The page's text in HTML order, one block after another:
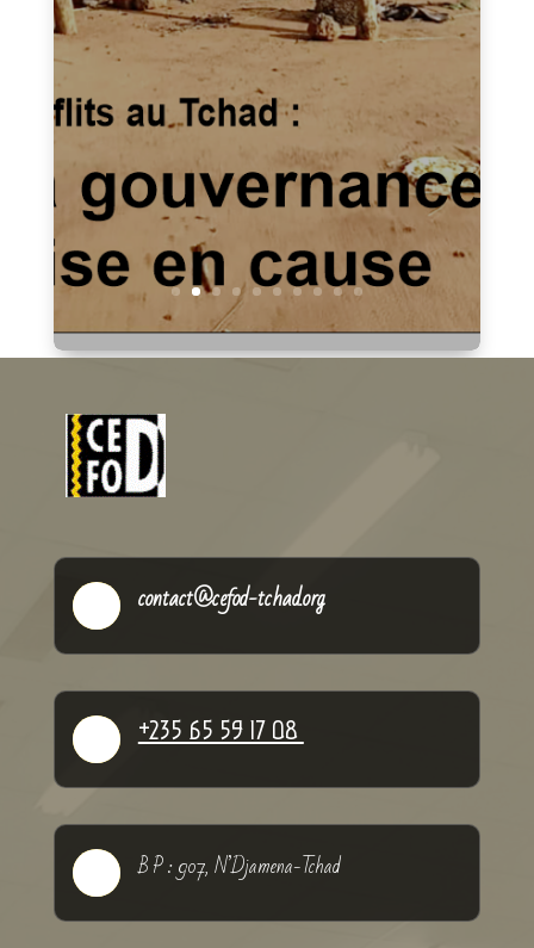
Tchad et Culture N° 414-
septembre 2025 version
trimestrielle : Déjà dans les
kiosques!
Dans votre numéro de ce mois de septembre 2025
:A la une « Conflits au Tchad : La gouvernance mise
en cause »Vous aurez des articles comme
:Violences au Tchad : entre héritage colonial,
fractures socialesAgriculteurs et éleveurs
tchadiens : De la coexistence à la...
Lire plus
contact@cefod-tchad.org
+235 65 59 17 08
B P : 907, N’Djamena-Tchad